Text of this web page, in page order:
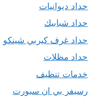
حداد ديوانيات
حداد شبابيك
حداد غرف كيربي شينكو
حداد مظلات
خدمات تنظيف
رسيفر بي ان سبورت